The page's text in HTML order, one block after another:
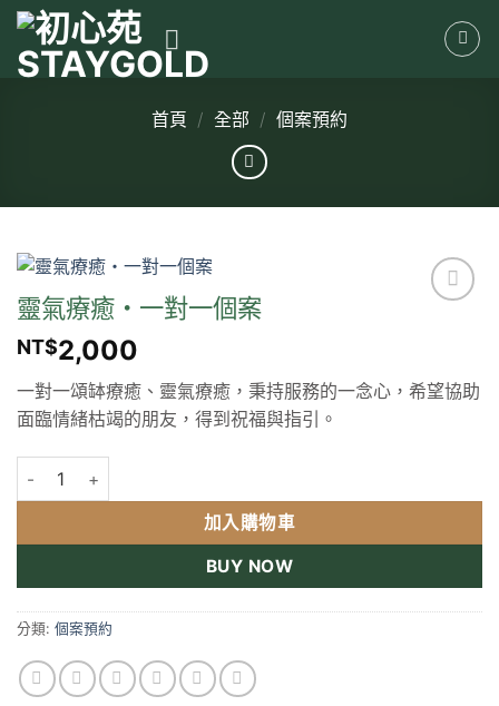
Skip
content
首頁 / 全部 / 個案預約
靈氣療癒・一對一個案
NT$2,000
一對一頌缽療癒、靈氣療癒，秉持服務的一念心，希望協助
面臨情緒枯竭的朋友，得到祝福與指引。
靈氣療癒・一對一個案 數量
加入購物車
BUY NOW
分類: 個案預約